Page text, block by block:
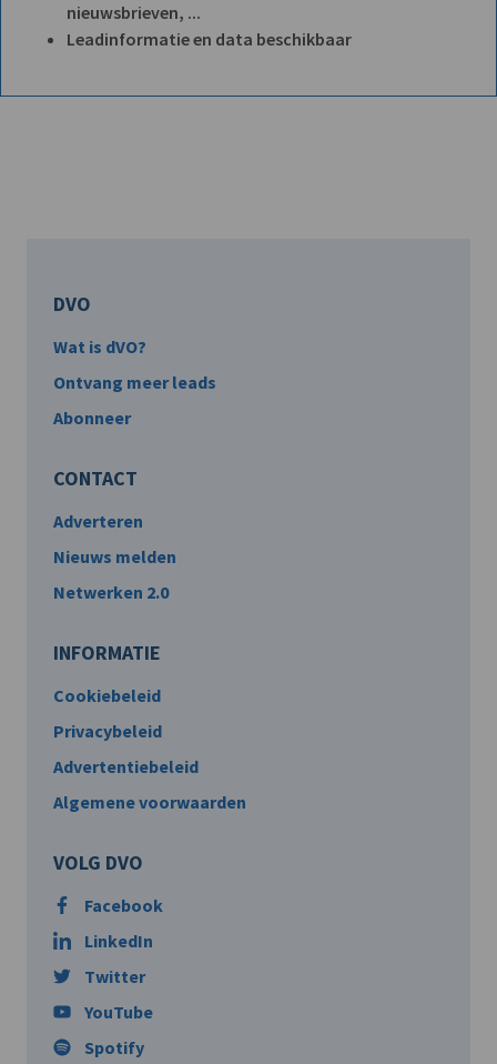
nieuwsbrieven, ...
Leadinformatie en data beschikbaar
DVO
Wat is dVO?
Ontvang meer leads
Abonneer
CONTACT
Adverteren
Nieuws melden
Netwerken 2.0
INFORMATIE
Cookiebeleid
Privacybeleid
Advertentiebeleid
Algemene voorwaarden
VOLG DVO
Facebook
LinkedIn
Twitter
YouTube
Spotify